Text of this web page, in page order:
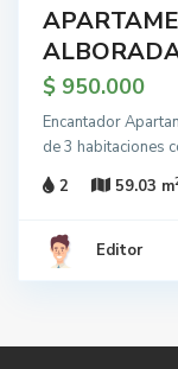
$ 950.000
Encantador
de 3 habitaciones
2
59.03 m
Editor